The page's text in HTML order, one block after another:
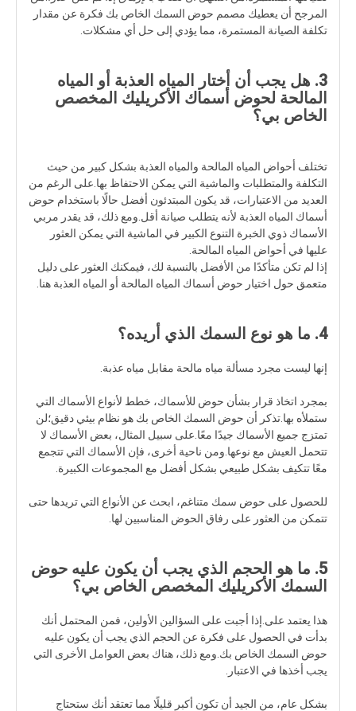
المرجح أن يعطيك مصمم حوض السمك الخاص بك فكرة عن مقدار
تكلفة الصيانة المستمرة، مما يؤدي إلى حل أي مشكلات.
3. هل يجب أن أختار المياه العذبة أو المياه
المالحة لحوض أسماك الأكريليك المخصص
الخاص بي؟
تختلف أحواض المياه المالحة والمياه العذبة بشكل كبير من حيث
التكلفة والمتطلبات والماشية التي يمكن الاحتفاظ بها.على الرغم من
العديد من الاعتبارات، قد يكون المبتدئون أفضل حالًا باستخدام حوض
أسماك المياه العذبة لأنه يتطلب صيانة أقل.ومع ذلك، قد يقدر مربي
الأسماك ذوي الخبرة التنوع الكبير في الماشية التي يمكن العثور
عليها في أحواض المياه المالحة.
إذا لم تكن متأكدًا من الأفضل بالنسبة لك، فيمكنك العثور على دليل
متعمق حول اختيار حوض أسماك المياه المالحة أو المياه العذبة هنا.
4. ما هو نوع السمك الذي أريده؟
إنها ليست مجرد مسألة مياه مالحة مقابل مياه عذبة.
بمجرد اتخاذ قرار بشأن حوض للأسماك، خطط لأنواع الأسماك التي
ستملأه بها.تذكر أن حوض السمك الخاص بك هو نظام بيئي دقيق؛لن
تمتزج جميع الأسماك جيدًا معًا.على سبيل المثال، بعض الأسماك لا
تتحمل العيش مع نوعها.ومن ناحية أخرى، فإن الأسماك التي تتجمع
معًا تتكيف بشكل طبيعي بشكل أفضل مع المجموعات الكبيرة.
للحصول على حوض سمك متناغم، ابحث عن الأنواع التي تريدها حتى
تتمكن من العثور على رفاق الحوض المناسبين لها.
5. ما هو الحجم الذي يجب أن يكون عليه حوض
السمك الأكريليك المخصص الخاص بي؟
هذا يعتمد على.إذا أجبت على السؤالين الأولين، فمن المحتمل أنك
بدأت في الحصول على فكرة عن الحجم الذي يجب أن يكون عليه
حوض السمك الخاص بك.ومع ذلك، هناك بعض العوامل الأخرى التي
يجب أخذها في الاعتبار.
بشكل عام، من الجيد أن تكون أكبر قليلًا مما تعتقد أنك ستحتاج